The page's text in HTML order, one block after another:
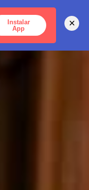
CARTAGENA
Instalar
App
×